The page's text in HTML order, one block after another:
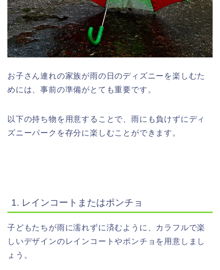
お子さん連れの家族が雨の日のディズニーを楽しむた
めには、事前の準備がとても重要です。
以下の持ち物を用意することで、雨にも負けずにディ
ズニーパークを存分に楽しむことができます。
1. レインコートまたはポンチョ
子どもたちが雨に濡れずに済むように、カラフルで楽
しいデザインのレインコートやポンチョを用意しまし
ょう。